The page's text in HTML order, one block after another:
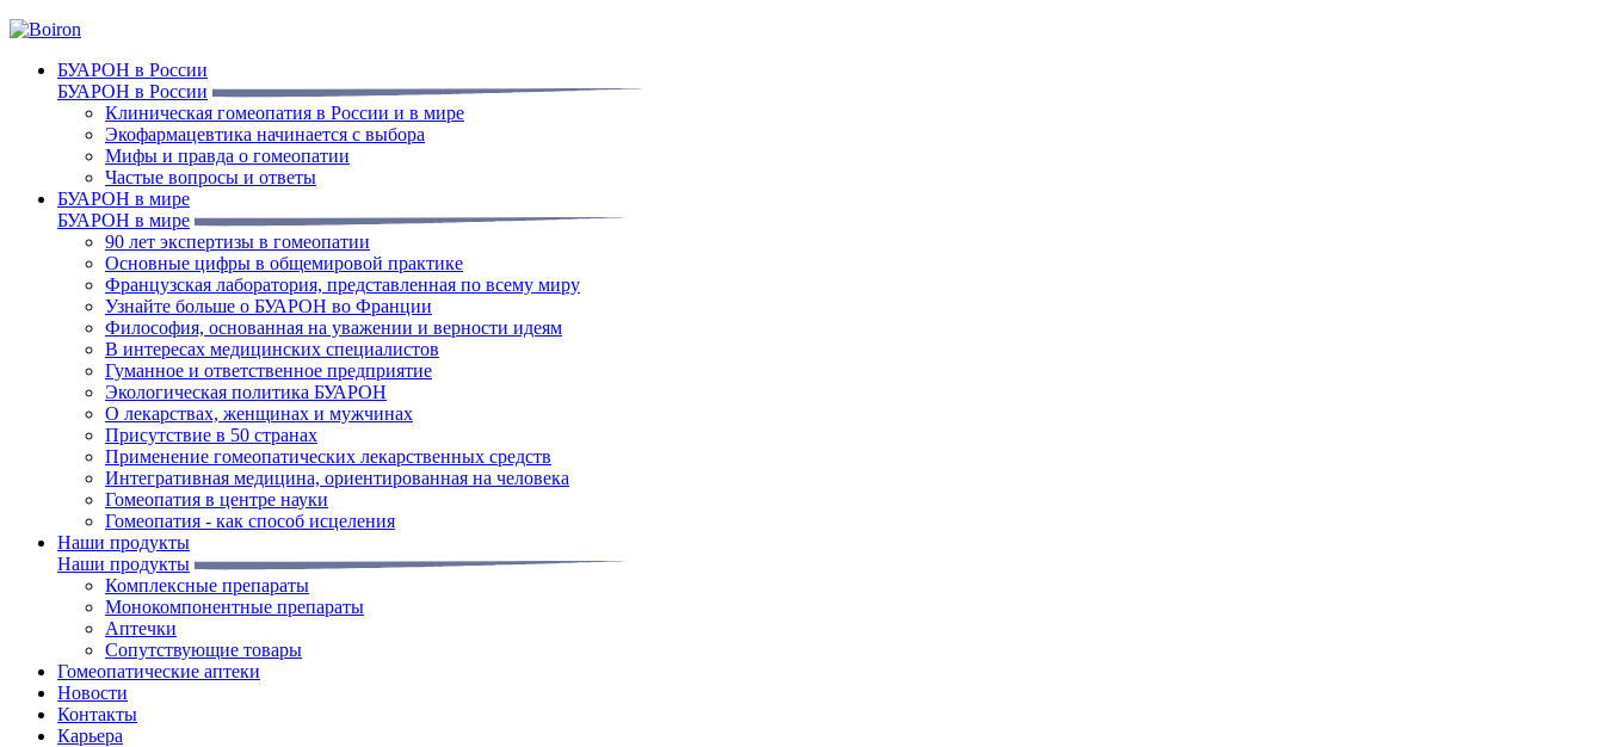
БУАРОН в России
БУАРОН в России
Клиническая гомеопатия в России и в мире
Экофармацевтика начинается с выбора
Мифы и правда о гомеопатии
Частые вопросы и ответы
БУАРОН в мире
БУАРОН в мире
90 лет экспертизы в гомеопатии
Основные цифры в общемировой практике
Французская лаборатория, представленная по всему миру
Узнайте больше о БУАРОН во Франции
Философия, основанная на уважении и верности идеям
В интересах медицинских специалистов
Гуманное и ответственное предприятие
Экологическая политика БУАРОН
О лекарствах, женщинах и мужчинах
Присутствие в 50 странах
Применение гомеопатических лекарственных средств
Интегративная медицина, ориентированная на человека
Гомеопатия в центре науки
Гомеопатия - как способ исцеления
Наши продукты
Наши продукты
Комплексные препараты
Монокомпонентные препараты
Аптечки
Сопутствующие товары
Гомеопатические аптеки
Новости
Контакты
Карьера